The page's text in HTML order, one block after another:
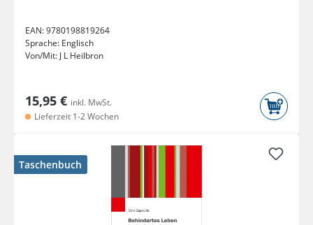
EAN:9780198819264
Sprache: Englisch
Von/Mit: J L Heilbron
15,95 € inkl. MwSt.
Lieferzeit 1-2 Wochen
Taschenbuch